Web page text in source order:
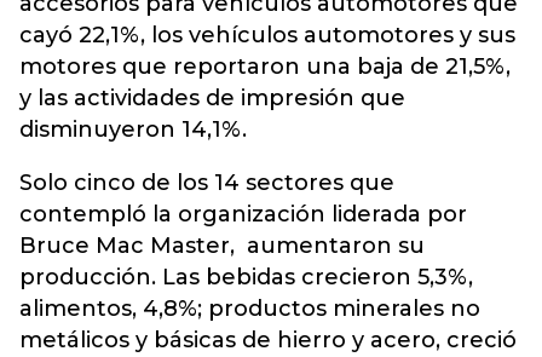
cayó 22,1%, los vehículos automotores y sus
motores que reportaron una baja de 21,5%,
y las actividades de impresión que
disminuyeron 14,1%.
Solo cinco de los 14 sectores que
contempló la organización liderada por
Bruce Mac Master, aumentaron su
producción. Las bebidas crecieron 5,3%,
alimentos, 4,8%; productos minerales no
metálicos y básicas de hierro y acero, creció